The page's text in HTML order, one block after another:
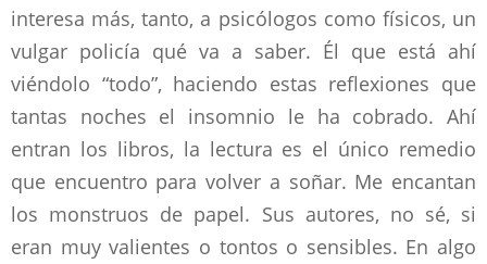
interesa más, tanto, a psicólogos como físicos, un
vulgar policía qué va a saber. Él que está ahí
viéndolo “todo”, haciendo estas reflexiones que
tantas noches el insomnio le ha cobrado. Ahí
entran los libros, la lectura es el único remedio
que encuentro para volver a soñar. Me encantan
los monstruos de papel. Sus autores, no sé, si
eran muy valientes o tontos o sensibles. En algo